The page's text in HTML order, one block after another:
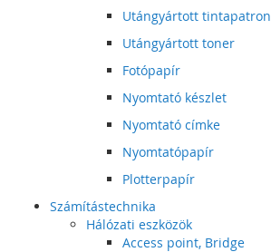
Utángyártott tintapatron
Utángyártott toner
Fotópapír
Nyomtató készlet
Nyomtató címke
Nyomtatópapír
Plotterpapír
Számítástechnika
Hálózati eszközök
Access point, Bridge